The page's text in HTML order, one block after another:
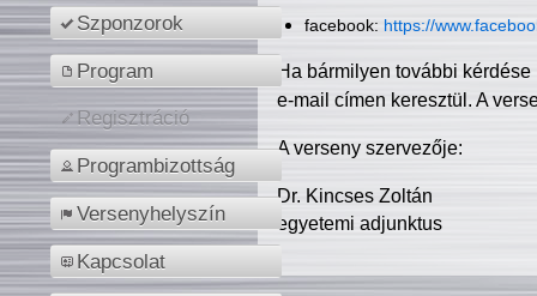
Szponzorok
Program
Regisztráció
Programbizottság
Versenyhelyszín
Kapcsolat
facebook: https://
Ha bármilyen további
e-mail címen keresztül. A
A verseny szervezője:
Dr. Kincses Zoltán
egyetemi adjunktus